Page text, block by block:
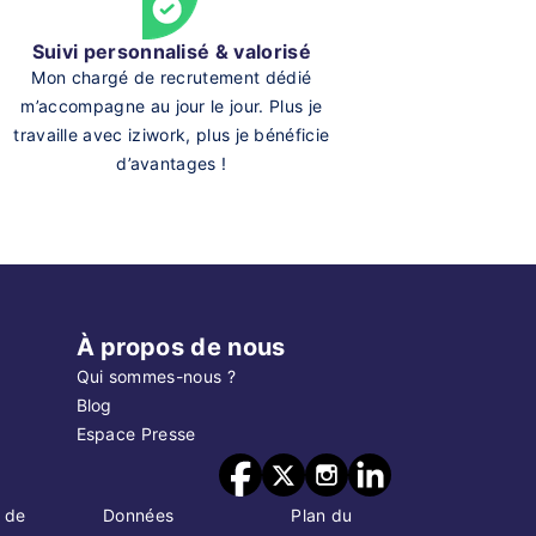
Suivi personnalisé & valorisé
Mon chargé de recrutement dédié
m’accompagne au jour le jour. Plus je
travaille avec iziwork, plus je bénéficie
d’avantages !
À propos de nous
Qui sommes-nous ?
Blog
Espace Presse
de
Données
Plan du